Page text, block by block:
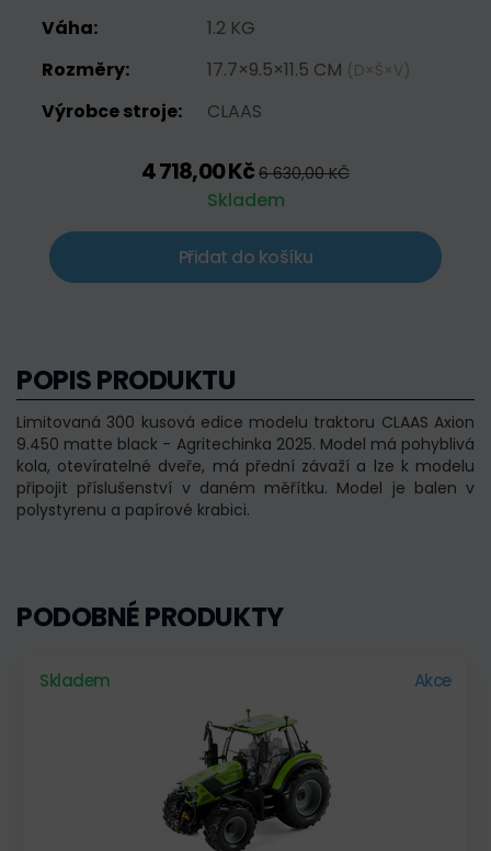
Váha:
1.2 KG
Rozměry:
17.7×9.5×11.5 CM (D×Š×V)
Výrobce stroje: CLAAS
4 718,00 Kč 6 630,00 KČ
Skladem
Přidat do košíku
POPIS PRODUKTU
Limitovaná 300 kusová edice modelu traktoru CLAAS Axion
9.450 matte black - Agritechinka 2025. Model má pohyblivá
kola, otevíratelné dveře, má přední závaží a lze k modelu
připojit příslušenství v daném měřítku. Model je balen v
polystyrenu a papírové krabici.
PODOBNÉ PRODUKTY
Skladem Akce